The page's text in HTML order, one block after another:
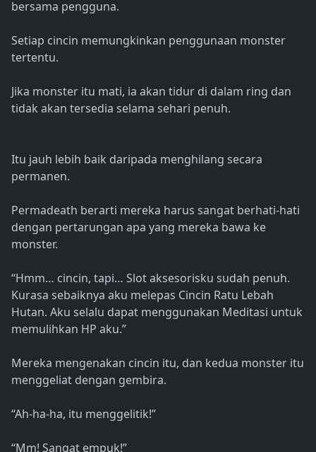
bersama pengguna.
Setiap cincin memungkinkan penggunaan monster
tertentu.
Jika monster itu mati, ia akan tidur di dalam ring dan
tidak akan tersedia selama sehari penuh.
Itu jauh lebih baik daripada menghilang secara
permanen.
Permadeath berarti mereka harus sangat berhati-hati
dengan pertarungan apa yang mereka bawa ke
monster.
“Hmm… cincin, tapi… Slot aksesorisku sudah penuh.
Kurasa sebaiknya aku melepas Cincin Ratu Lebah
Hutan. Aku selalu dapat menggunakan Meditasi untuk
memulihkan HP aku.”
Mereka mengenakan cincin itu, dan kedua monster itu
menggeliat dengan gembira.
“Ah-ha-ha, itu menggelitik!”
“Mm! Sangat empuk!”